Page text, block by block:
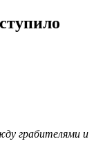
грабителями и